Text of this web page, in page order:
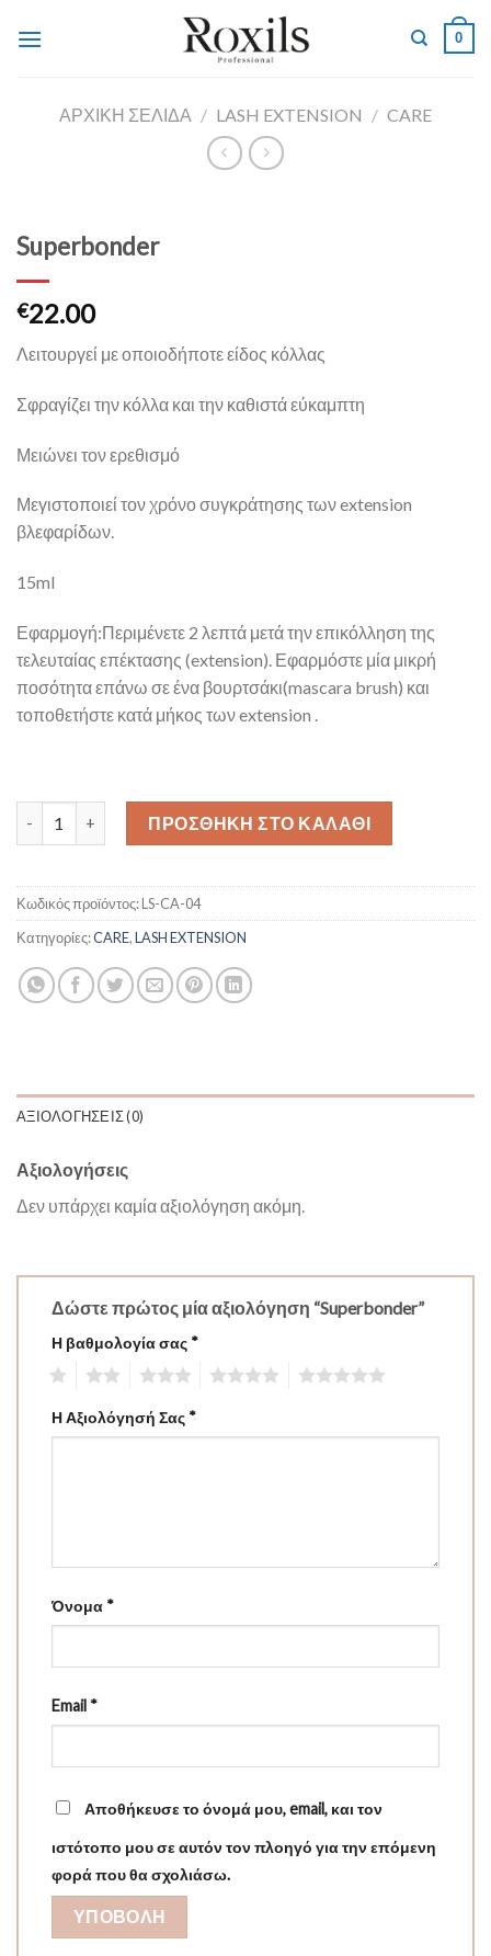
0
ΑΡΧΙΚΉ ΣΕΛΊΔΑ / LASH EXTENSION / CARE
Superbonder
€22.00
Λειτουργεί με οποιοδήποτε είδος κόλλας
Σφραγίζει την κόλλα και την καθιστά εύκαμπτη
Μειώνει τον ερεθισμό
Μεγιστοποιεί τον χρόνο συγκράτησης των extension
βλεφαρίδων.
15ml
Εφαρμογή:Περιμένετε 2 λεπτά μετά την επικόλληση της
τελευταίας επέκτασης (extension). Εφαρμόστε μία μικρή
ποσότητα επάνω σε ένα βουρτσάκι(mascara brush) και
τοποθετήστε κατά μήκος των extension .
Superbonder ποσότηταΠΡΟΣΘΉΚΗ ΣΤΟ ΚΑΛΆΘΙ
Κωδικός προϊόντος:LS-CA-04
Κατηγορίες:CARE,LASH EXTENSION
ΑΞΙΟΛΟΓΉΣΕΙΣ (0)
Αξιολογήσεις
Δεν υπάρχει καμία αξιολόγηση ακόμη.
Δώστε πρώτος μία αξιολόγηση “Superbonder”
Η βαθμολογία σας *
Η Αξιολόγησή Σας *
Όνομα *
Email *
Αποθήκευσε το όνομά μου, email, και τον
ιστότοπο μου σε αυτόν τον πλοηγό για την επόμενη
φορά που θα σχολιάσω.